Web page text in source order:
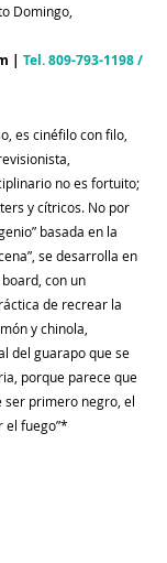
Domingo,
| Tel. 809-793-1198 /
es cinéfilo con filo,
no es fortuito;
y cítricos. No por
basada en la
se desarrolla en
con un
de recrear la
y chinola,
del guarapo que se
porque parece que
ser primero negro, el
el fuego”*